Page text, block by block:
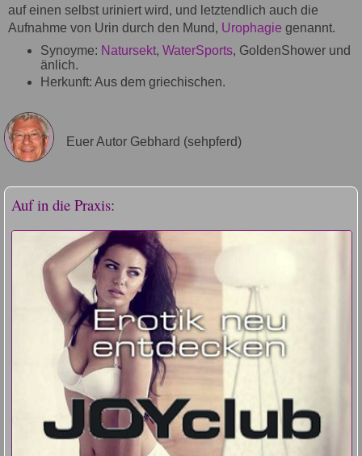
auf einen selbst uriniert wird, und letztendlich auch die
Aufnahme von Urin durch den Mund, Urophagie genannt.
Synoyme: Natursekt, WaterSports, GoldenShower und
änlich.
Herkunft: Aus dem griechischen.
Euer Autor Gebhard (sehpferd)
Auf in die Praxis: